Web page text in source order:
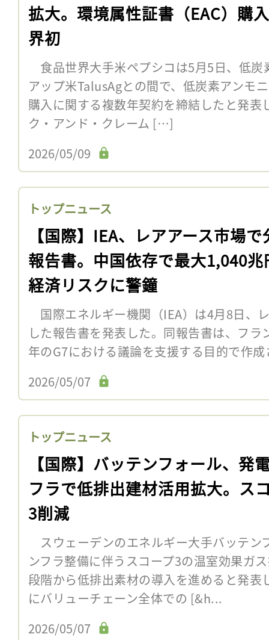
拡大。環境属性証書（EAC）購
界初
食品世界大手米ペプシコは5月5日、低炭
アップ米TalusAgとの間で、低炭素アンモ
購入に関する複数年契約を締結したと発
ク・アンド・クレーム […]
2026/05/09
トップニュース
【国際】IEA、レアアース市場で
報告書。中国依存で最大1,040兆
経済リスクに警鐘
国際エネルギー機関（IEA）は4月8日、
した報告書を発表した。同報告書は、フ
年のG7における議論を支援する目的で作
2026/05/07
トップニュース
【国際】バッテンフォール、発
フラで低排出建材活用拡大。ス
3削減
スウェーデンのエネルギー大手バッテン
ンフラ整備に伴うスコープ3の温室効果ガ
段階から低排出素材の導入を進めると発
にバリューチェーン全体での [&h...
2026/05/07